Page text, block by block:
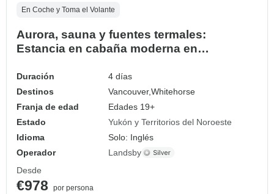
En Coche y Toma el Volante
Aurora, sauna y fuentes termales:
Estancia en cabaña moderna en
Duración
4 días
Destinos
Vancouver,Whitehorse
Franja de edad
Edades 19+
Estado
Yukón y Territorios del Noroeste
Idioma
Solo: Inglés
Operador
Landsby
Desde
€978
por persona